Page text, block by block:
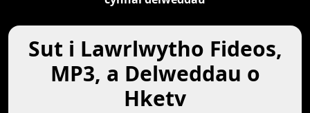
Sut i Lawrlwytho Fideos,
MP3, a Delweddau o
Hketv